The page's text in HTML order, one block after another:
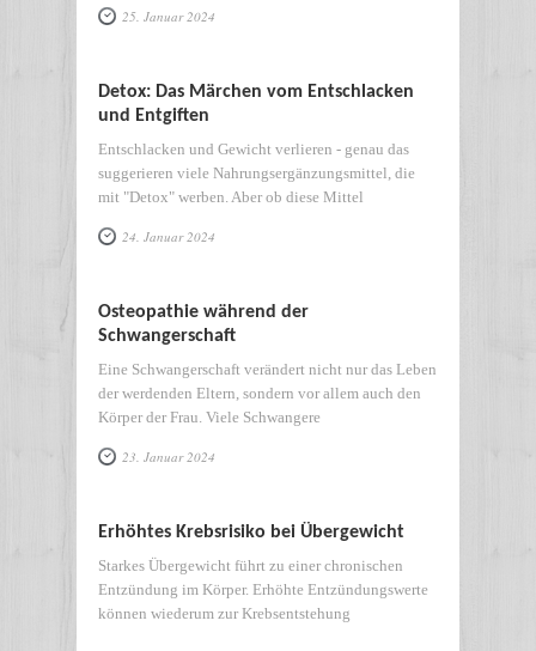
25. Januar 2024
Detox: Das Märchen vom Entschlacken
und Entgiften
Entschlacken und Gewicht verlieren - genau das
suggerieren viele Nahrungsergänzungsmittel, die
mit "Detox" werben. Aber ob diese Mittel
24. Januar 2024
Osteopathie während der
Schwangerschaft
Eine Schwangerschaft verändert nicht nur das Leben
der werdenden Eltern, sondern vor allem auch den
Körper der Frau. Viele Schwangere
23. Januar 2024
Erhöhtes Krebsrisiko bei Übergewicht
Starkes Übergewicht führt zu einer chronischen
Entzündung im Körper. Erhöhte Entzündungswerte
können wiederum zur Krebsentstehung